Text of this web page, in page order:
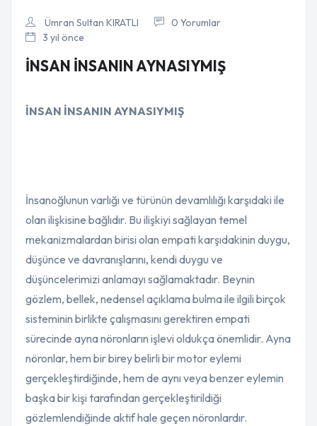
Ümran Sultan KIRATLI
0 Yorumlar
3 yıl önce
İNSAN İNSANIN AYNASIYMIŞ
İNSAN İNSANIN AYNASIYMIŞ
İnsanoğlunun varlığı ve türünün devamlılığı karşıdaki ile
olan ilişkisine bağlıdır. Bu ilişkiyi sağlayan temel
mekanizmalardan birisi olan empati karşıdakinin duygu,
düşünce ve davranışlarını, kendi duygu ve
düşüncelerimizi anlamayı sağlamaktadır. Beynin
gözlem, bellek, nedensel açıklama bulma ile ilgili birçok
sisteminin birlikte çalışmasını gerektiren empati
sürecinde ayna nöronların işlevi oldukça önemlidir. Ayna
nöronlar, hem bir birey belirli bir motor eylemi
gerçekleştirdiğinde, hem de aynı veya benzer eylemin
başka bir kişi tarafından gerçekleştirildiği
gözlemlendiğinde aktif hale geçen nöronlardır.